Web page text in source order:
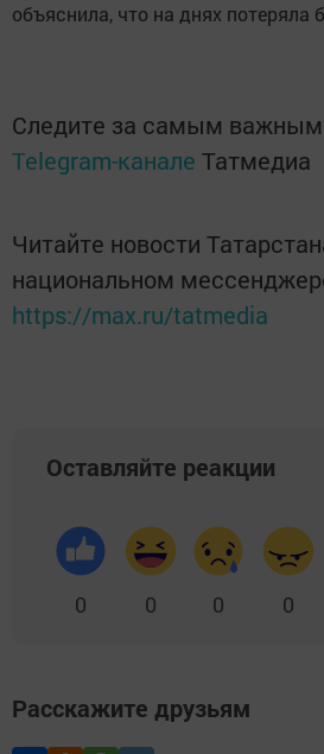
объяснила, что на днях потеряла
Следите за самым
Telegram-канале Татмедиа
Читайте новости
национальном
https://max.ru/tatmedia
Оставляйте реакции
0 0 0 0
Расскажите друзьям